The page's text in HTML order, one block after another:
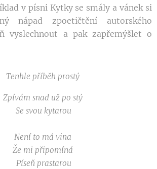
v písni Kytky se smály a vánek si
nápad zpoetičtění autorského
vyslechnout a pak zapřemýšlet o
Tenhle příběh prostý
Zpívám snad už po stý
Se svou kytarou
Není to má vina
Že mi připomíná
Píseň prastarou